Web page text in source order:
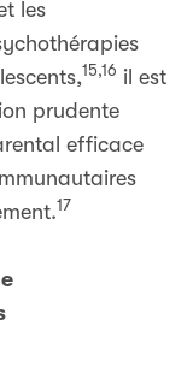
les
15,16 il est
prudente
efficace
17